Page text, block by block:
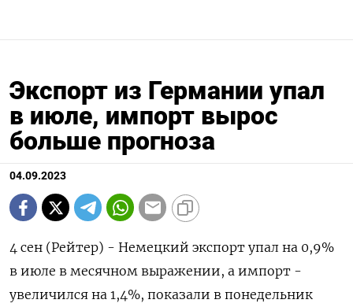
Экспорт из Германии упал
в июле, импорт вырос
больше прогноза
04.09.2023
4 сен (Рейтер) - Немецкий экспорт ​​упал на 0,9%​​​​​​​​​
в июле в месячном выражении, а импорт -
увеличился на 1,4%​​​​​, показали в понедельник